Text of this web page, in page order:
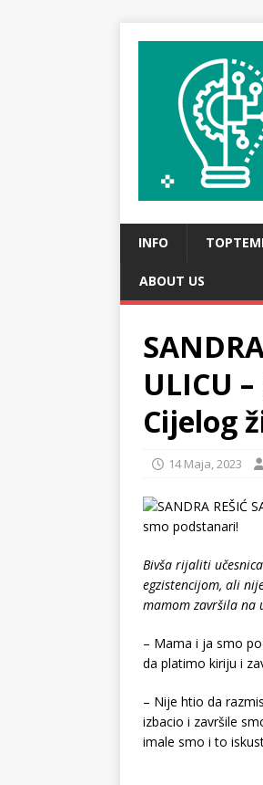
INFO
ABOUT US
ULICU
Cijelog
14 Maja, 2023
Bivša rijaliti
egzistencijom, ali
mamom završila
– Mama i ja smo
da platimo kiriju i
– Nije htio da
izbacio i završile
imale smo i to